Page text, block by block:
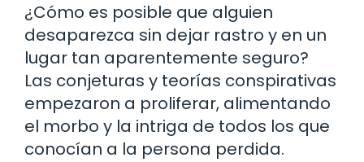
¿Cómo es posible que alguien
desaparezca sin dejar rastro y en un
lugar tan aparentemente seguro?
Las conjeturas y teorías conspirativas
empezaron a proliferar, alimentando
el morbo y la intriga de todos los que
conocían a la persona perdida.